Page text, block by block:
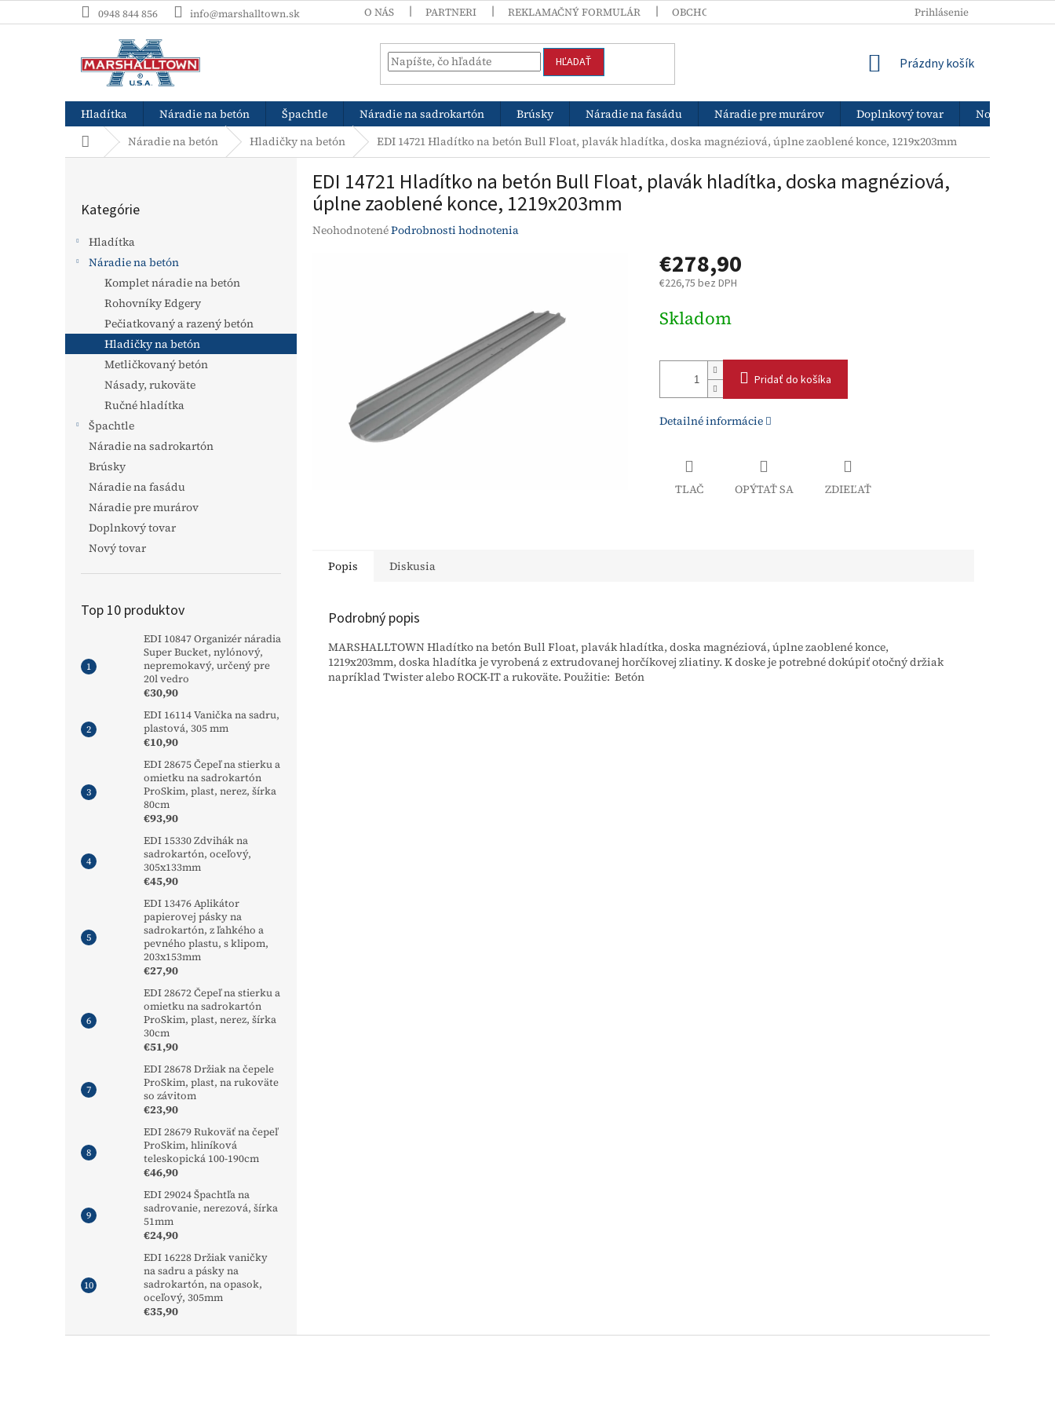
na
0948 844 856 info@marshalltown.sk O NÁS PARTNERI REKLAMAČNÝ FORMULÁR OBCHODNÉ PODMIENKY PODMIENKY OCHRANY OSOBNÝCH ÚDAJOV
Prihlásenie
HĽADAŤ
NÁKUPNÝ
Prázdny košík
Hladítka Náradie na betón Špachtle Náradie na sadrokartón Brúsky Náradie na fasádu Náradie pre murárov Doplnkový tovar
Nový tovar
DomovNáradie na betón Hladičky na betón EDI 14721 Hladítko na betón Bull Float, plavák hladítka, doska magnéziová, úplne zaoblené konce, 1219x203mm
kategórie
Kategórie
Hladítka
Náradie na betón
Komplet náradie na betón
Rohovníky Edgery
Pečiatkovaný a razený betón
Hladičky na betón
Metličkovaný betón
Násady, rukoväte
Ručné hladítka
Špachtle
Náradie na sadrokartón
Brúsky
Náradie na fasádu
Náradie pre murárov
Doplnkový tovar
Nový tovar
Top 10 produktov
EDI 10847 Organizér náradia
Super Bucket, nylónový,
nepremokavý, určený pre
20l vedro
€30,90
EDI 16114 Vanička na sadru,
plastová, 305 mm
€10,90
EDI 28675 Čepeľ na stierku a
omietku na sadrokartón
ProSkim, plast, nerez, šírka
80cm
€93,90
EDI 15330 Zdvihák na
sadrokartón, oceľový,
305x133mm
€45,90
EDI 13476 Aplikátor
papierovej pásky na
sadrokartón, z ľahkého a
pevného plastu, s klipom,
203x153mm
€27,90
EDI 28672 Čepeľ na stierku a
omietku na sadrokartón
ProSkim, plast, nerez, šírka
30cm
€51,90
EDI 28678 Držiak na čepele
ProSkim, plast, na rukoväte
so závitom
€23,90
EDI 28679 Rukoväť na čepeľ
ProSkim, hliníková
teleskopická 100-190cm
€46,90
EDI 29024 Špachtľa na
sadrovanie, nerezová, šírka
51mm
€24,90
EDI 16228 Držiak vaničky
na sadru a pásky na
sadrokartón, na opasok,
oceľový, 305mm
€35,90
EDI 14721 Hladítko na betón Bull Float, plavák hladítka, doska magnéziová,
úplne zaoblené konce, 1219x203mm
Priemerné
NeohodnotenéPodrobnosti hodnotenia
€278,90
€226,75 bez DPH
cena:
Skladom
Pridať do košíka
Detailné informácie
TLAČ OPÝTAŤ SA ZDIEĽAŤ
Popis Diskusia
Podrobný popis
MARSHALLTOWN Hladítko na betón Bull Float, plavák hladítka, doska magnéziová, úplne zaoblené konce,
1219x203mm, doska hladítka je vyrobená z extrudovanej horčíkovej zliatiny. K doske je potrebné dokúpiť otočný držiak
napríklad Twister alebo ROCK-IT a rukoväte. Použitie: Betón